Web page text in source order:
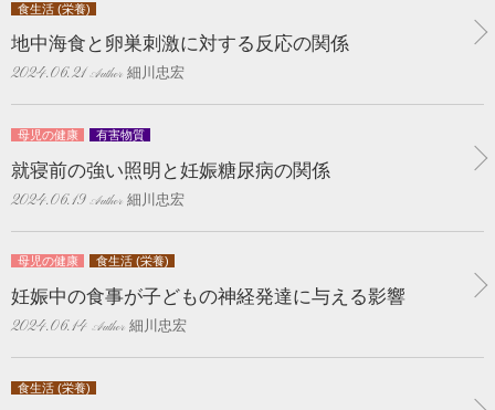
食生活 (栄養)
地中海食と卵巣刺激に対する反応の関係
2024.06.21 細川忠宏
母児の健康 有害物質
就寝前の強い照明と妊娠糖尿病の関係
2024.06.19 細川忠宏
母児の健康 食生活 (栄養)
妊娠中の食事が子どもの神経発達に与える影響
2024.06.14 細川忠宏
食生活 (栄養)